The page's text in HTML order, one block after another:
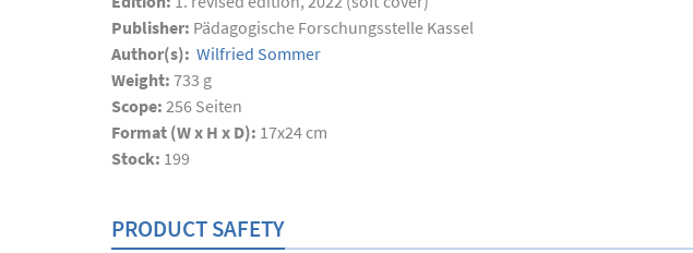
Publisher: Pädagogische Forschungsstelle Kassel
Author(s): Wilfried Sommer
Weight: 733 g
Scope: 256 Seiten
Format (W x H x D): 17x24 cm
Stock: 199
PRODUCT SAFETY